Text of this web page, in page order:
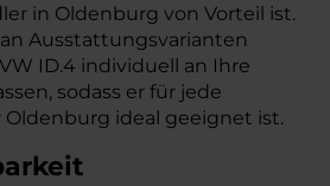
in Oldenburg von Vorteil ist.
Ausstattungsvarianten
ID.4 individuell an Ihre
sodass er für jede
ideal geeignet ist.